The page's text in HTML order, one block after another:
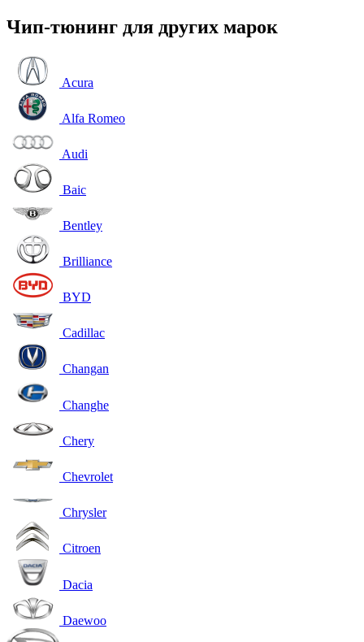
Чип-тюнинг для других марок
Acura
Alfa Romeo
Audi
Baic
Bentley
Brilliance
BYD
Cadillac
Changan
Changhe
Chery
Chevrolet
Chrysler
Citroen
Dacia
Daewoo